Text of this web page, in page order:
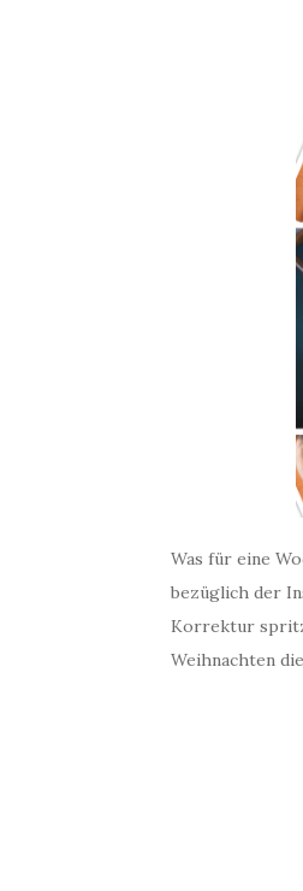
Was für eine
bezüglich der
Korrektur
Weihnachten